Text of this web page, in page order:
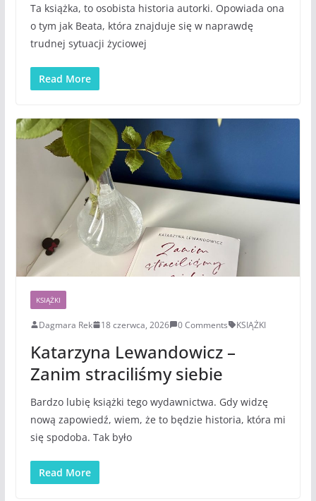
Ta książka, to osobista historia autorki. Opowiada ona
o tym jak Beata, która znajduje się w naprawdę
trudnej sytuacji życiowej
Read More
KSIĄŻKI
Dagmara Rek 18 czerwca, 2026 0 Comments KSIĄŻKI
Katarzyna Lewandowicz –
Zanim straciliśmy siebie
Bardzo lubię książki tego wydawnictwa. Gdy widzę
nową zapowiedź, wiem, że to będzie historia, która mi
się spodoba. Tak było
Read More